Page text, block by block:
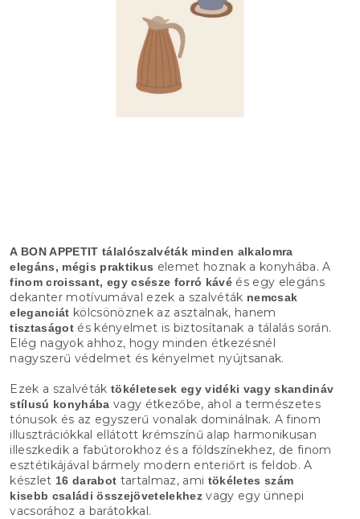
A BON APPETIT tálalószalvéták minden alkalomra
elegáns, mégis praktikus elemet hoznak a konyhába. A
finom croissant, egy csésze forró kávéés egy elegáns
dekanter motívumával ezek a szalvéták nemcsak
eleganciát kölcsönöznek az asztalnak, hanem
tisztaságotés kényelmet is biztosítanak a tálalás során.
Elég nagyok ahhoz, hogy minden étkezésnél
nagyszerű védelmet és kényelmet nyújtsanak.
Ezek a szalvéták tökéletesek egy vidéki vagy skandináv
stílusú konyhába vagy étkezőbe, ahol a természetes
tónusok és az egyszerű vonalak dominálnak. A finom
illusztrációkkal ellátott krémszínű alap harmonikusan
illeszkedik a fabútorokhoz és a földszínekhez, de finom
esztétikájával bármely modern enteriőrt is feldob. A
készlet 16 darabot tartalmaz, ami tökéletes szám
kisebb családi összejövetelekhezvagy egy ünnepi
vacsorához a barátokkal.